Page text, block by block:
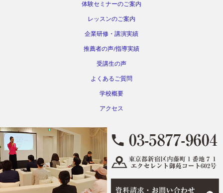
体験セミナーのご案内
レッスンのご案内
企業研修・講演実績
推薦者の声/指導実績
受講生の声
よくあるご質問
学校概要
アクセス